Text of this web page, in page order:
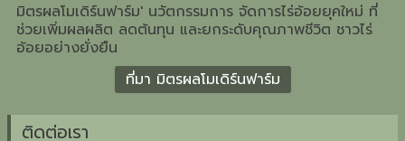
มิตรผลโมเดิร์นฟาร์ม' นวัตกรรมการ จัดการไร่อ้อยยุคใหม่ ที่
ช่วยเพิ่มผลผลิต ลดต้นทุน และยกระดับคุณภาพชีวิต ชาวไร่
อ้อยอย่างยั่งยืน
ที่มา มิตรผลโมเดิร์นฟาร์ม
ติดต่อเรา